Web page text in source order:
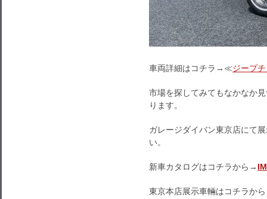
車両詳細はコチラ→≪ジープ
市場を探してみてもなかなか
ります。
ガレージダイバン東京店にて
い。
新車カタログはコチラから→
東京本店展示車輛はコチラか